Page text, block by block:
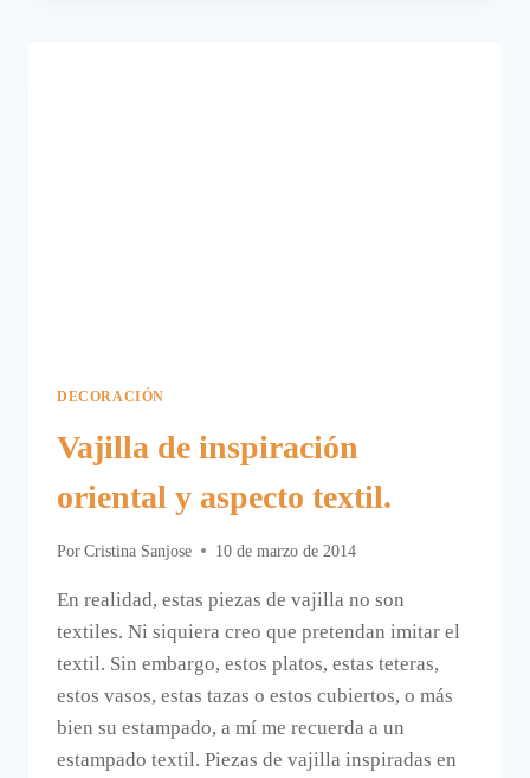
DECORACIÓN
Vajilla de inspiración
oriental y aspecto textil.
Por Cristina Sanjose 10 de marzo de 2014
En realidad, estas piezas de vajilla no son
textiles. Ni siquiera creo que pretendan imitar el
textil. Sin embargo, estos platos, estas teteras,
estos vasos, estas tazas o estos cubiertos, o más
bien su estampado, a mí me recuerda a un
estampado textil. Piezas de vajilla inspiradas en